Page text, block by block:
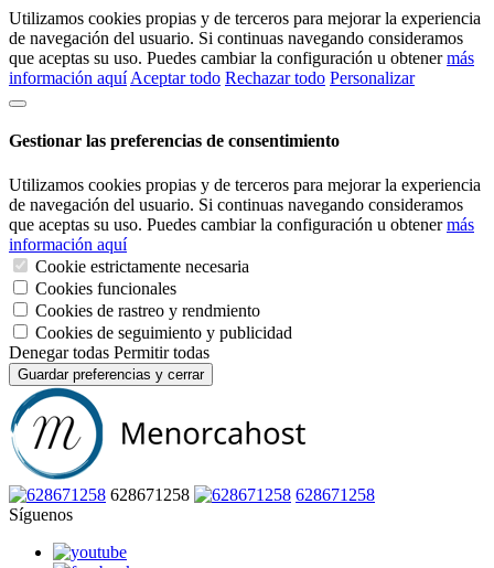
Utilizamos cookies propias y de terceros para mejorar la experiencia
de navegación del usuario. Si continuas navegando consideramos
que aceptas su uso. Puedes cambiar la configuración u obtenermás
información aquí Aceptar todo Rechazar todo Personalizar
Gestionar las preferencias de consentimiento
Utilizamos cookies propias y de terceros para mejorar la experiencia
de navegación del usuario. Si continuas navegando consideramos
que aceptas su uso. Puedes cambiar la configuración u obtenermás
información aquí
Cookie estrictamente necesaria
Cookies funcionales
Cookies de rastreo y rendmiento
Cookies de seguimiento y publicidad
Denegar todas Permitir todas
Guardar preferencias y cerrar
628671258
628671258
Síguenos